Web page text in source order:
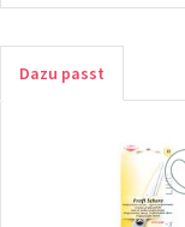
Dazu passt